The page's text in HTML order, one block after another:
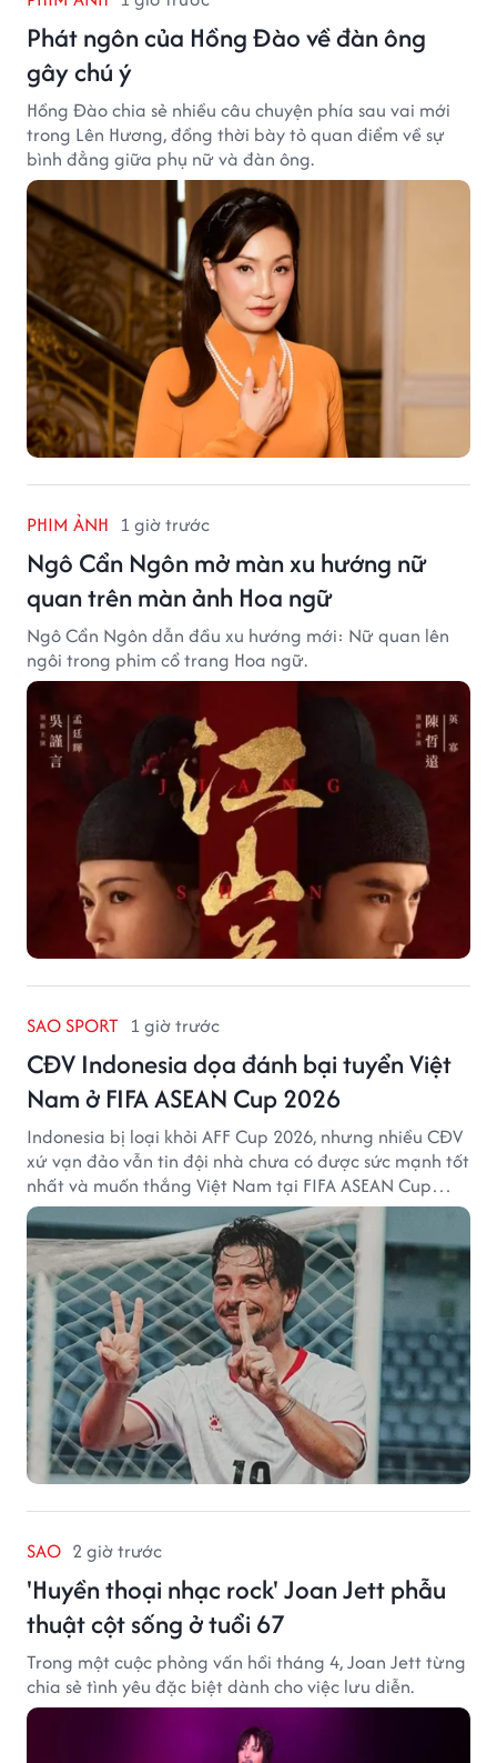
Phát ngôn của Hồng Đào về đàn ông
gây chú ý
Hồng Đào chia sẻ nhiều câu chuyện phía sau vai mới
trong Lên Hương, đồng thời bày tỏ quan điểm về sự
bình đẳng giữa phụ nữ và đàn ông.
PHIM ẢNH 1 giờ trước
Ngô Cẩn Ngôn mở màn xu hướng nữ
quan trên màn ảnh Hoa ngữ
Ngô Cẩn Ngôn dẫn đầu xu hướng mới: Nữ quan lên
ngôi trong phim cổ trang Hoa ngữ.
SAO SPORT 1 giờ trước
CĐV Indonesia dọa đánh bại tuyển Việt
Nam ở FIFA ASEAN Cup 2026
Indonesia bị loại khỏi AFF Cup 2026, nhưng nhiều CĐV
xứ vạn đảo vẫn tin đội nhà chưa có được sức mạnh tốt
nhất và muốn thắng Việt Nam tại FIFA ASEAN Cup
2026.
SAO 2 giờ trước
'Huyền thoại nhạc rock' Joan Jett phẫu
thuật cột sống ở tuổi 67
Trong một cuộc phỏng vấn hồi tháng 4, Joan Jett từng
chia sẻ tình yêu đặc biệt dành cho việc lưu diễn.